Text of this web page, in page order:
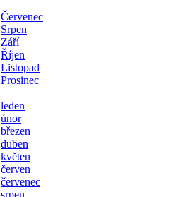
Červenec
Srpen
Září
Říjen
Listopad
Prosinec
leden
únor
březen
duben
květen
červen
červenec
srpen